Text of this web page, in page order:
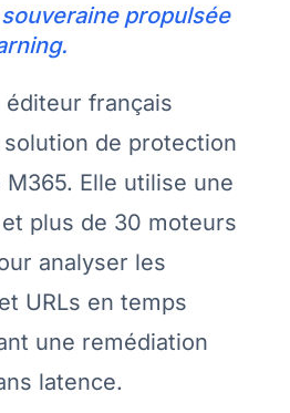
propulsée
éditeur français
de protection
Elle utilise une
plus de 30 moteurs
analyser les
URLs en temps
une remédiation
latence.